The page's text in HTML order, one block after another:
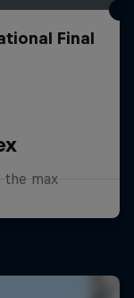
Final
max